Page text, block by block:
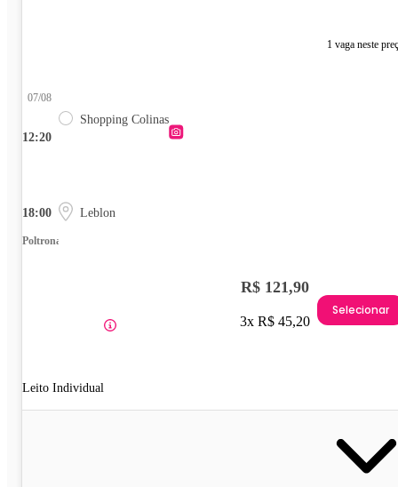
1 vaga neste
12:20
07/08
Shopping Colinas
18:00 Leblon
Poltrona
Leito Individual
R$ 121,90
3x R$ 45,20
Selecionar